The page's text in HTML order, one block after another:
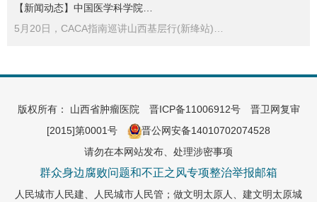
【新闻动态】中国医学科学院…
5月20日，CACA指南巡讲山西基层行(新绛站)…
版权所有： 山西省肿瘤医院 晋ICP备11006912号晋卫网复审
[2015]第0001号
晋公网安备14010702074528
请勿在本网站发布、处理涉密事项
群众身边腐败问题和不正之风专项整治举报邮箱
人民城市人民建、人民城市人民管；做文明太原人、建文明太原城